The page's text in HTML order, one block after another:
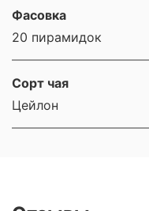
Фасовка
20 пирамидок
Сорт чая
Цейлон